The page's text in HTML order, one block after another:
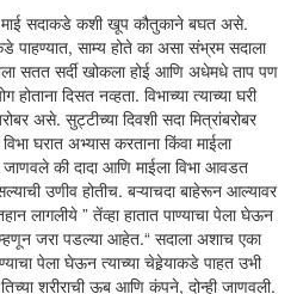
सदाकडे कशी खूप कौतुकाने बघत असे.
पाहण्यात, साम्य होते का असा संभ्रम सदाला
सतत सर्दी खोकला होई आणि अधेमधे ताप पण
दिसत नव्हता. विभाच्या त्याच्या घरी
असे. सुट्टीच्या दिवशी सदा मित्रांबरोबर
घरात अभ्यास करताना किंवा माईला
की दादा आणि माईला विभा आवडत
उणीव होतीच. बऱ्याचदा बाहेरून आल्यावर
लागलीये ” तेंव्हा हातात पाण्याचा पेला घेऊन
म्हणून जरा पडल्या आहेत.“ सदाला अशाच एका
पेला घेऊन त्याच्या चेहेर्‍याकडे पाहत उभी
शरीराची ऊब आणि कंपने, दोन्ही जाणवली.